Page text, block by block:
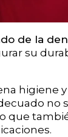
de la
su
higiene y
no
que